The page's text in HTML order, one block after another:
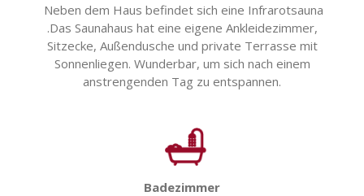
Neben dem Haus befindet sich eine Infrarotsauna
.Das Saunahaus hat eine eigene Ankleidezimmer,
Sitzecke, Außendusche und private Terrasse mit
Sonnenliegen. Wunderbar, um sich nach einem
anstrengenden Tag zu entspannen.
Badezimmer